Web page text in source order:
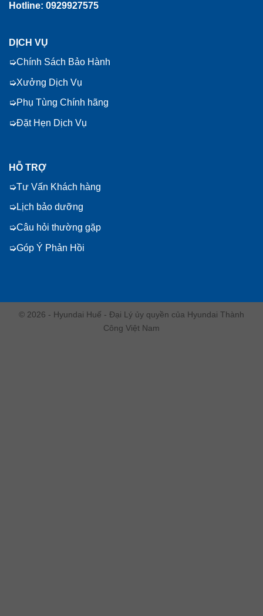
Hotline: 0929927575
DỊCH VỤ
Chính Sách Bảo Hành
Xưởng Dịch Vụ
Phụ Tùng Chính hãng
Đặt Hẹn Dịch Vụ
HỖ TRỢ
Tư Vấn Khách hàng
Lịch bảo dưỡng
Câu hỏi thường gặp
Góp Ý Phản Hồi
© 2026 - Hyundai Huế - Đại Lý ủy quyền của Hyundai Thành
Công Việt Nam